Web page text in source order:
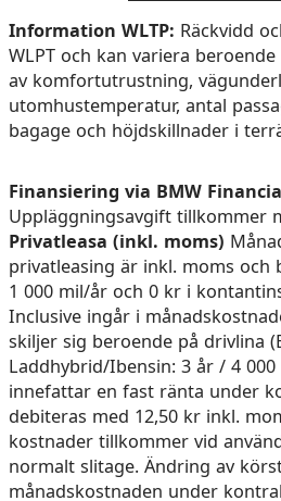
Information WLTP: Räckvidd
WLPT och kan variera
av komfortutrustning,
utomhustemperatur, antal
bagage och höjdskillnader i
Finansiering via BMW
Uppläggningsavgift tillkommer
Privatleasa (inkl. moms)
privatleasing är inkl. moms och
1 000 mil/år och 0 kr i
Inclusive ingår i
skiljer sig beroende på drivlina
Laddhybrid/Ibensin: 3 år / 4
innefattar en fast ränta under
debiteras med 12,50 kr inkl.
kostnader tillkommer vid
normalt slitage. Ändring av
månadskostnaden under